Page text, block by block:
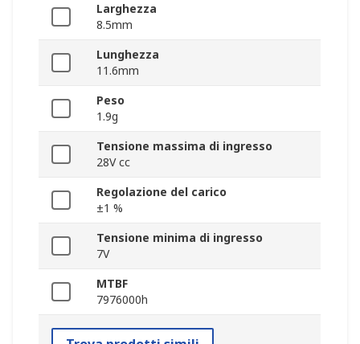
Larghezza
8.5mm
Lunghezza
11.6mm
Peso
1.9g
Tensione massima di ingresso
28V cc
Regolazione del carico
±1 %
Tensione minima di ingresso
7V
MTBF
7976000h